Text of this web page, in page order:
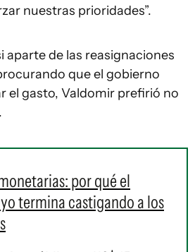
nuestras prioridades”.
aparte de las reasignaciones
que el gobierno
el gasto, Valdomir prefirió no
por qué el
termina castigando a los